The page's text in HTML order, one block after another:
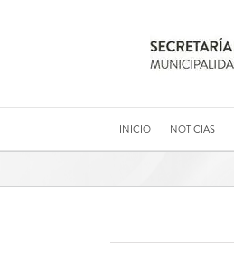
INICIO NOTICIAS